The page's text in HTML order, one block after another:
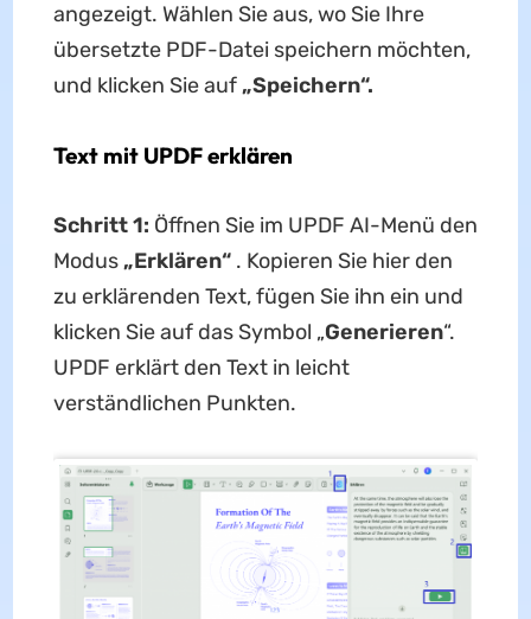
angezeigt. Wählen Sie aus, wo Sie Ihre
übersetzte PDF-Datei speichern möchten,
und klicken Sie auf„Speichern“.
Text mit UPDF erklären
Schritt 1: Öffnen Sie im UPDF AI-Menü den
Modus„Erklären“. Kopieren Sie hier den
zu erklärenden Text, fügen Sie ihn ein und
klicken Sie auf das Symbol „Generieren“.
UPDF erklärt den Text in leicht
verständlichen Punkten.